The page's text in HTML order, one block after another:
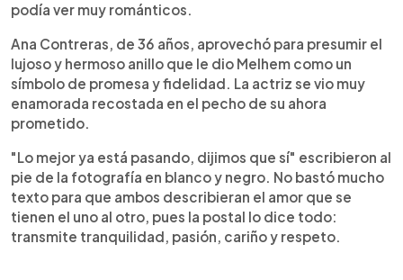
podía ver muy románticos.
Ana Contreras, de 36 años, aprovechó para presumir el
lujoso y hermoso anillo que le dio Melhem como un
símbolo de promesa y fidelidad. La actriz se vio muy
enamorada recostada en el pecho de su ahora
prometido.
"Lo mejor ya está pasando, dijimos que sí" escribieron al
pie de la fotografía en blanco y negro. No bastó mucho
texto para que ambos describieran el amor que se
tienen el uno al otro, pues la postal lo dice todo:
transmite tranquilidad, pasión, cariño y respeto.